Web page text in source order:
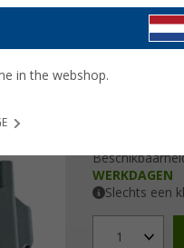
Verzeker tot
WERKDAGEN
Slechts een
1
in the webshop.